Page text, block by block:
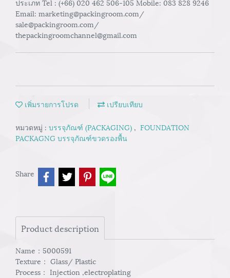
ประเภท Tel : (+66) 020 462 506-105 Mobile: 083 828 9246
Email: marketing@packingroom.com/
sale@packingroom.com/
thepackingroomchannel@gmail.com
เพิ่มรายการโปรด เปรียบเทียบ
หมวดหมู่ : บรรจุภัณฑ์ (PACKAGING) , FOUNDATION
PACKAGNG บรรจุภัณฑ์ขวดรองพื้น
Share
Product description
Name：5000591
Texture： Glass/ Plastic
Process： Injection ,electroplating